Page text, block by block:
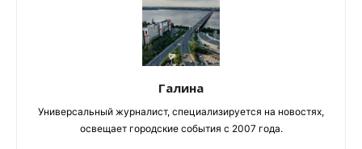
Галина
Универсальный журналист, специализируется на новостях,
освещает городские события с 2007 года.